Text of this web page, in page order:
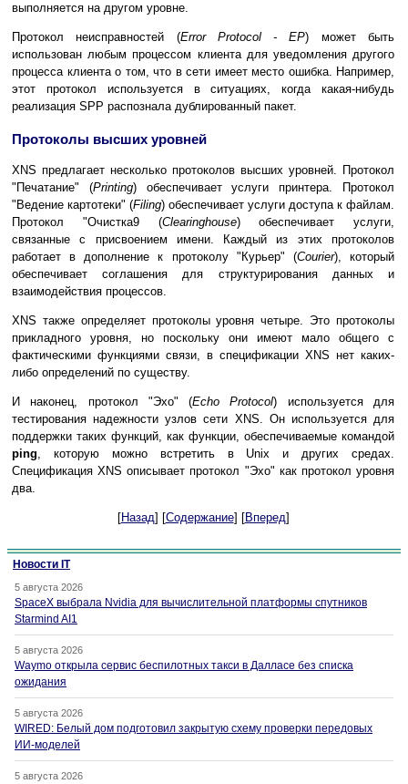
выполняется на другом уровне.
Протокол неисправностей (Error Protocol - EP) может быть
использован любым процессом клиента для уведомления другого
процесса клиента о том, что в сети имеет место ошибка. Например,
этот протокол используется в ситуациях, когда какая-нибудь
реализация SPP распознала дублированный пакет.
Протоколы высших уровней
XNS предлагает несколько протоколов высших уровней. Протокол
"Печатание" (Printing) обеспечивает услуги принтера. Протокол
"Ведение картотеки" (Filing) обеспечивает услуги доступа к файлам.
Протокол "Очистка9 (Сlearinghouse) обеспечивает услуги,
связанные с присвоением имени. Каждый из этих протоколов
работает в дополнение к протоколу "Курьер" (Сourier), который
обеспечивает соглашения для структурирования данных и
взаимодействия процессов.
XNS также определяет протоколы уровня четыре. Это протоколы
прикладного уровня, но поскольку они имеют мало общего с
фактическими функциями связи, в спецификации XNS нет каких-
либо определений по существу.
И наконец, протокол "Эхо" (Echo Protocol) используется для
тестирования надежности узлов сети XNS. Он используется для
поддержки таких функций, как функции, обеспечиваемые командой
ping, которую можно встретить в Unix и других средах.
Спецификация XNS описывает протокол "Эхо" как протокол уровня
два.
[Назад] [Содержание] [Вперед]
Новости IT
5 августа 2026
SpaceX выбрала Nvidia для вычислительной платформы спутников
Starmind AI1
5 августа 2026
Waymo открыла сервис беспилотных такси в Далласе без списка
ожидания
5 августа 2026
WIRED: Белый дом подготовил закрытую схему проверки передовых
ИИ-моделей
5 августа 2026